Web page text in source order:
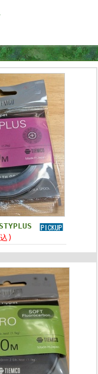
)